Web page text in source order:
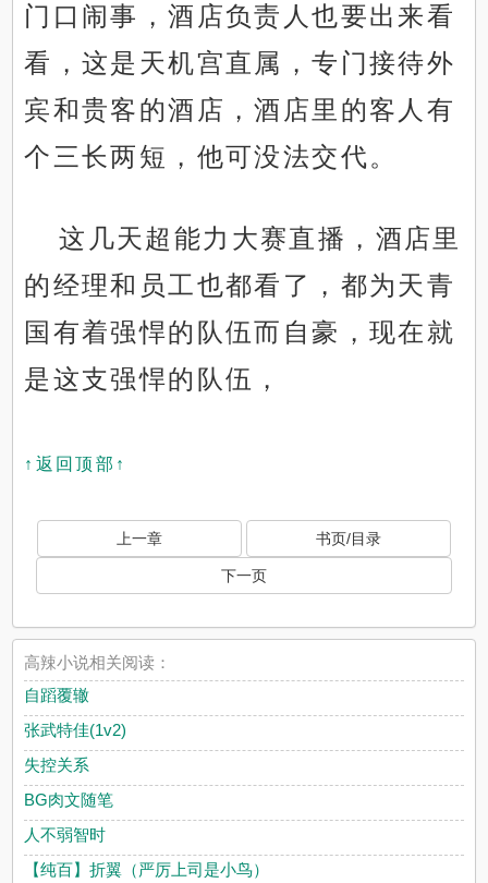
门口闹事，酒店负责人也要出来看
看，这是天机宫直属，专门接待外
宾和贵客的酒店，酒店里的客人有
个三长两短，他可没法交代。
这几天超能力大赛直播，酒店里
的经理和员工也都看了，都为天青
国有着强悍的队伍而自豪，现在就
是这支强悍的队伍，
↑返回顶部↑
上一章 书页/目录
下一页
高辣小说相关阅读：
自蹈覆辙
张武特佳(1v2)
失控关系
BG肉文随笔
人不弱智时
【纯百】折翼（严厉上司是小鸟）